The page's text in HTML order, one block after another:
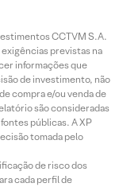
CCTVM S.A.
exigências previstas na
informações que
de investimento, não
compra e/ou venda de
são consideradas
públicas. A XP
tomada pelo
de risco dos
cada perfil de